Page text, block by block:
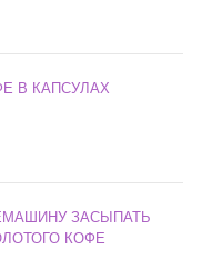
В КАПСУЛАХ
ЗАСЫПАТЬ
КОФЕ